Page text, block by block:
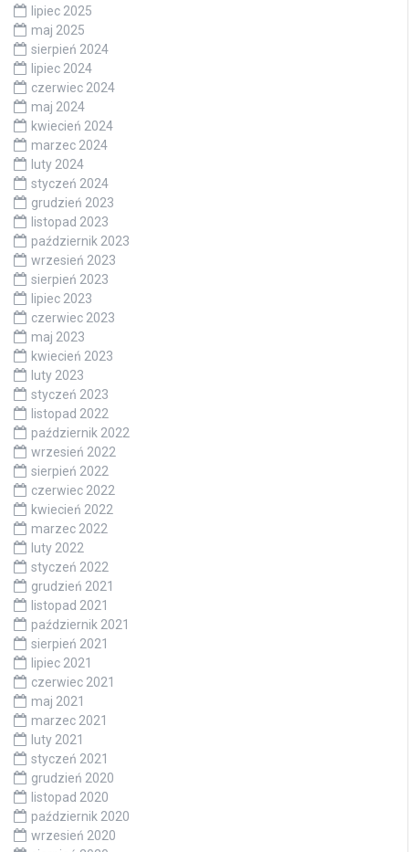
lipiec 2025
maj 2025
sierpień 2024
lipiec 2024
czerwiec 2024
maj 2024
kwiecień 2024
marzec 2024
luty 2024
styczeń 2024
grudzień 2023
listopad 2023
październik 2023
wrzesień 2023
sierpień 2023
lipiec 2023
czerwiec 2023
maj 2023
kwiecień 2023
luty 2023
styczeń 2023
listopad 2022
październik 2022
wrzesień 2022
sierpień 2022
czerwiec 2022
kwiecień 2022
marzec 2022
luty 2022
styczeń 2022
grudzień 2021
listopad 2021
październik 2021
sierpień 2021
lipiec 2021
czerwiec 2021
maj 2021
marzec 2021
luty 2021
styczeń 2021
grudzień 2020
listopad 2020
październik 2020
wrzesień 2020